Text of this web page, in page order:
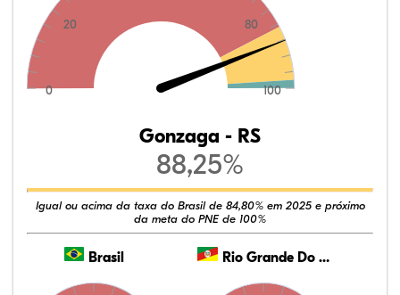
0
20 80
100
Gonzaga - RS
88,25%
Igual ou acima da taxa do Brasil de 84,80% em 2025 e próximo
da meta do PNE de 100%
Brasil Rio Grande Do Sul